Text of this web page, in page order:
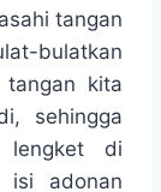
tangan
bulatkan
tangan kita
sehingga
lengket di
isi adonan